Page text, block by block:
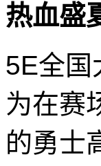
热血盛
5E全国
为在赛
的勇士